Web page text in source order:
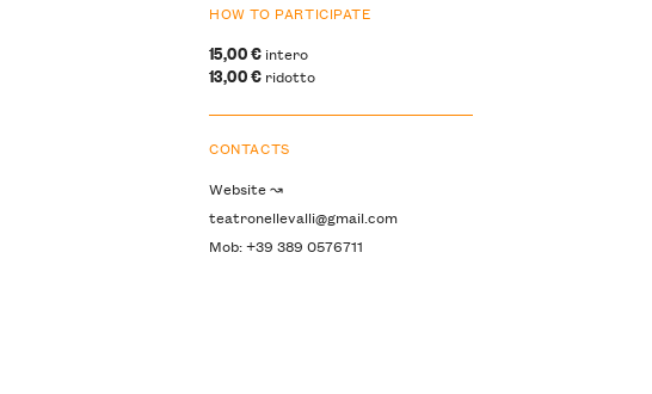
HOW TO PARTICIPATE
15,00 € intero
13,00 € ridotto
CONTACTS
Website ↝
teatronellevalli@gmail.com
Mob: +39 389 0576711